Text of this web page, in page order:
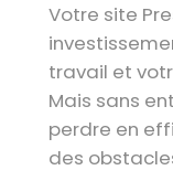
Votre site
travail et
Mais sans
perdre en
des